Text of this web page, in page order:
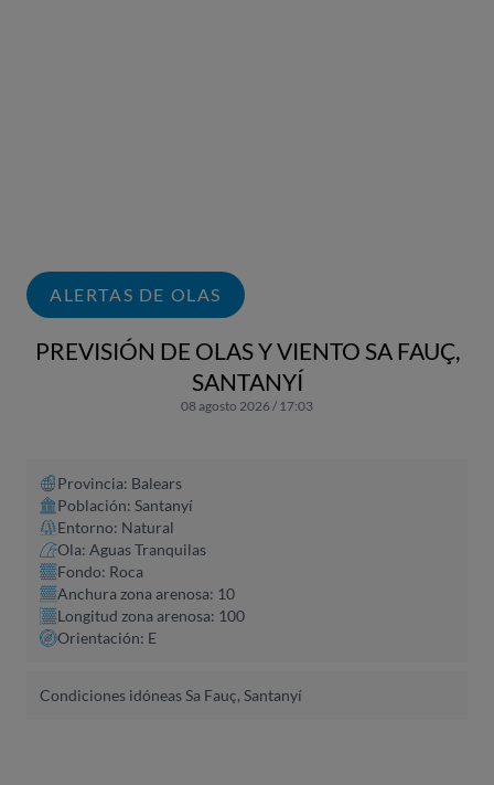
ALERTAS DE OLAS
PREVISIÓN DE OLAS Y VIENTO SA FAUÇ,
SANTANYÍ
08 agosto 2026 / 17:03
Provincia: Balears
Población: Santanyí
Entorno: Natural
Ola: Aguas Tranquilas
Fondo: Roca
Anchura zona arenosa: 10
Longitud zona arenosa: 100
Orientación: E
Condiciones idóneas Sa Fauç, Santanyí